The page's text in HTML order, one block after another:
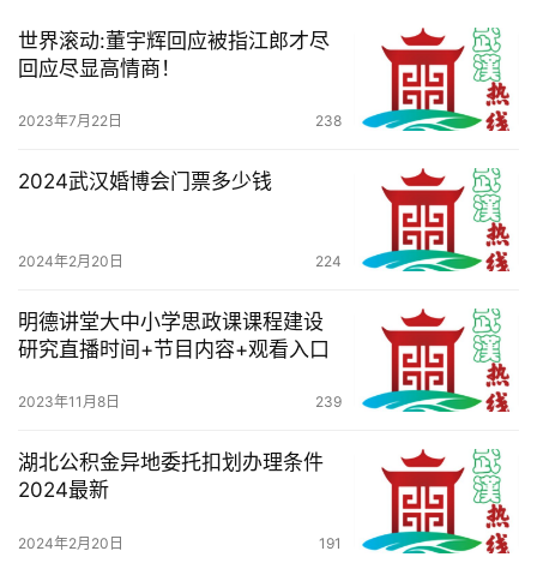
活
察
关
我
们
服
世界滚动:董宇辉回应被指江郎才尽
回应尽显高情商！
2023年7月22日 238
2024武汉婚博会门票多少钱
2024年2月20日 224
明德讲堂大中小学思政课课程建设
研究直播时间+节目内容+观看入口
2023年11月8日 239
湖北公积金异地委托扣划办理条件
2024最新
2024年2月20日 191